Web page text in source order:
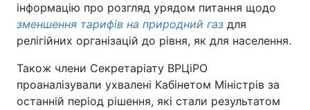
інформацію про розгляд урядом питання щодо
зменшення тарифів на природний газ для
релігійних організацій до рівня, як для населення.
Також члени Секретаріату ВРЦіРО
проаналізували ухвалені Кабінетом Міністрів за
останній період рішення, які стали результатом